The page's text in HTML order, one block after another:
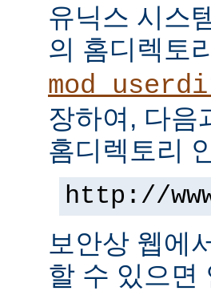
유닉스 시스
의 홈디렉토
장하여, 다음
홈디렉토리
http://
보안상 웹에
할 수 있으